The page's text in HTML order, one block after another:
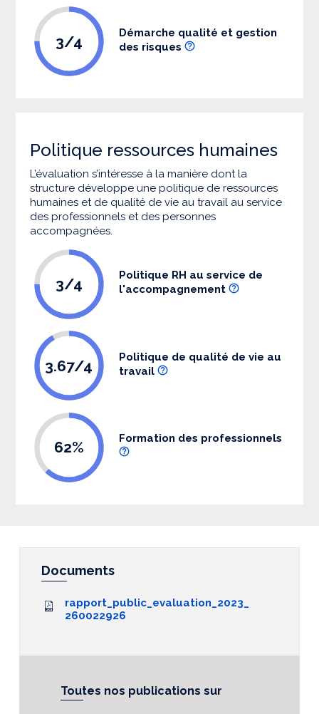
3/4
Démarche qualité et gestion
des risques
Politique ressources humaines
L’évaluation s’intéresse à la manière dont la
structure développe une politique de ressources
humaines et de qualité de vie au travail au service
des professionnels et des personnes
accompagnées.
3/4
Politique RH au service de
l'accompagnement
3.67/4
Politique de qualité de vie au
travail
62% Formation des professionnels
Documents
rapport_public_evaluation_2023_
260022926
Toutes nos publications sur